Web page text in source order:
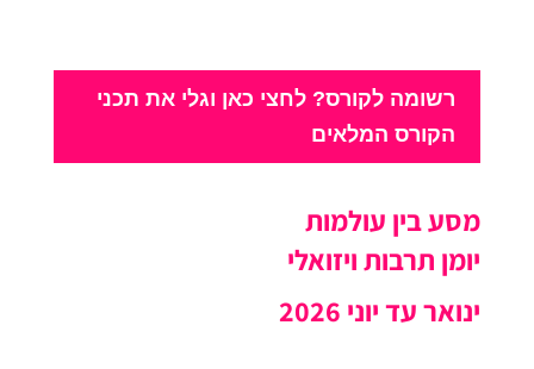
רשומה לקורס? לחצי כאן וגלי את תכני
הקורס המלאים
מסע בין עולמות
יומן תרבות ויזואלי
ינואר עד יוני 2026